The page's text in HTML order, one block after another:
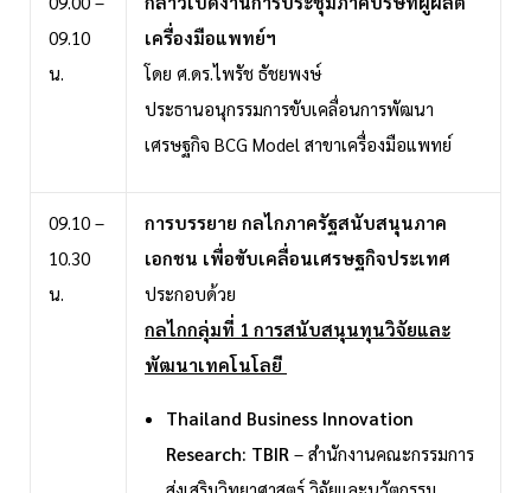
09.10
น.
เครื่องมือแพทย์ฯ
โดย ศ.ดร.ไพรัช ธัชยพงษ์
ประธานอนุกรรมการขับเคลื่อนการพัฒนา
เศรษฐกิจ BCG Model สาขาเครื่องมือแพทย์
09.10 –
10.30
น.
การบรรยาย กลไกภาครัฐสนับสนุนภาค
เอกชน เพื่อขับเคลื่อนเศรษฐกิจประเทศ
ประกอบด้วย
กลไกกลุ่มที่ 1 การสนับสนุนทุนวิจัยและ
พัฒนาเทคโนโลยี
Thailand Business Innovation
Research: TBIR – สำนักงานคณะกรรมการ